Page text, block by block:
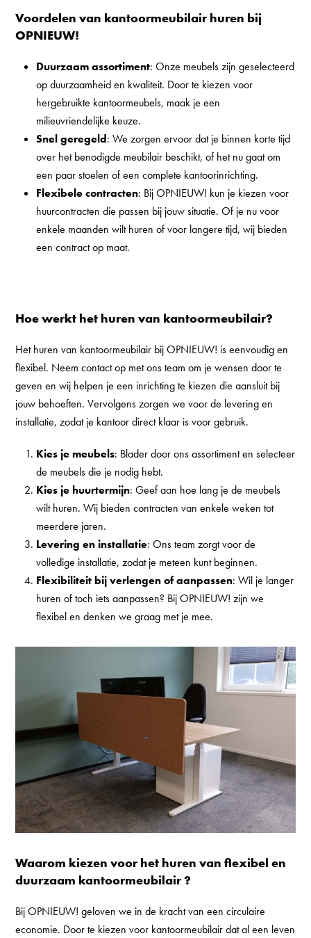
Voordelen van kantoormeubilair huren bij
OPNIEUW!
Duurzaam assortiment: Onze meubels zijn geselecteerd
op duurzaamheid en kwaliteit. Door te kiezen voor
hergebruikte kantoormeubels, maak je een
milieuvriendelijke keuze.
Snel geregeld: We zorgen ervoor dat je binnen korte tijd
over het benodigde meubilair beschikt, of het nu gaat om
een paar stoelen of een complete kantoorinrichting.
Flexibele contracten: Bij OPNIEUW! kun je kiezen voor
huurcontracten die passen bij jouw situatie. Of je nu voor
enkele maanden wilt huren of voor langere tijd, wij bieden
een contract op maat.
Hoe werkt het huren van kantoormeubilair?
Het huren van kantoormeubilair bij OPNIEUW! is eenvoudig en
flexibel. Neem contact op met ons team om je wensen door te
geven en wij helpen je een inrichting te kiezen die aansluit bij
jouw behoeften. Vervolgens zorgen we voor de levering en
installatie, zodat je kantoor direct klaar is voor gebruik.
Kies je meubels: Blader doorons assortimenten selecteer
de meubels die je nodig hebt.
Kies je huurtermijn: Geef aan hoe lang je de meubels
wilt huren. Wij bieden contracten van enkele weken tot
meerdere jaren.
Levering en installatie: Ons team zorgt voor de
volledige installatie, zodat je meteen kunt beginnen.
Flexibiliteit bij verlengen of aanpassen: Wil je langer
huren of toch iets aanpassen? Bij OPNIEUW! zijn we
flexibel en denken we graag met je mee.
Waarom kiezen voor het huren van flexibel en
duurzaam kantoormeubilair ?
Bij OPNIEUW! geloven we in de kracht van een circulaire
economie. Door te kiezen voor kantoormeubilair dat al een leven